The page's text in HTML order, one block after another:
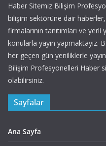
Haber Sitemiz Bilişim
bilişim sektörüne dair
firmalarının tanıtımları ve yerli
konularla yayın yapmaktayız.
her geçen gün yeniliklerle
Bilişim Profesyonelleri Haber
olabilirsiniz.
Sayfalar
Ana Sayfa